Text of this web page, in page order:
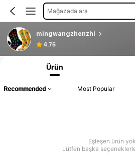
Mağazada ara
mingwangzhenzhi
4.75
Ürün
Recommended Most Popular
Eşleşen ürün yok
Lütfen başka